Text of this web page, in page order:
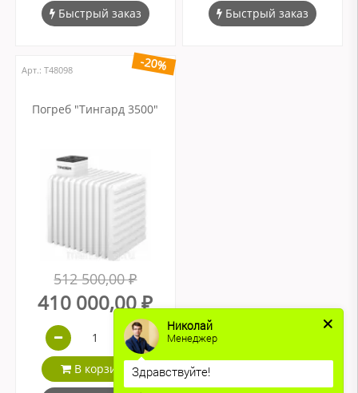
Быстрый заказ Быстрый заказ
-20%
Арт.: Т48098
Погреб "Тингард 3500"
512 500,00 ₽
410 000,00 ₽
В корзину
Николай
Менеджер
Здравствуйте!